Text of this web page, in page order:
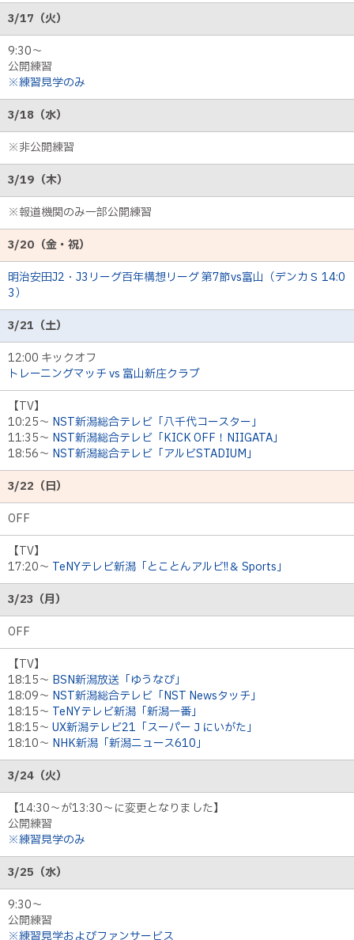
3/17（火）
9:30〜
公開練習
※練習見学のみ
3/18（水）
※非公開練習
3/19（木）
※報道機関のみ一部公開練習
3/20（金・祝）
明治安田J2・J3リーグ百年構想リーグ 第7節vs富山（デンカＳ 14:0
3）
3/21（土）
12:00 キックオフ
トレーニングマッチ vs 富山新庄クラブ
【TV】
10:25～ NST新潟総合テレビ「八千代コースター」
11:35～ NST新潟総合テレビ「KICK OFF！NIIGATA」
18:56～ NST新潟総合テレビ「アルビSTADIUM」
3/22（日）
OFF
【TV】
17:20～ TeNYテレビ新潟「とことんアルビ!!＆ Sports」
3/23（月）
OFF
【TV】
18:15～ BSN新潟放送「ゆうなび」
18:09～ NST新潟総合テレビ「NST Newsタッチ」
18:15～ TeNYテレビ新潟「新潟一番」
18:15～ UX新潟テレビ21「スーパーＪにいがた」
18:10～ NHK新潟「新潟ニュース610」
3/24（火）
【14:30〜が13:30〜に変更となりました】
公開練習
※練習見学のみ
3/25（水）
9:30〜
公開練習
※練習見学およびファンサービス